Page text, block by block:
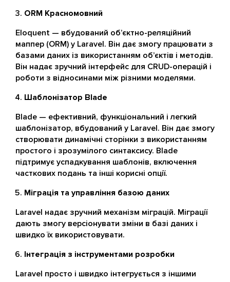
ORM Красномовний
Eloquent — вбудований об’єктно-реляційний
маппер (ORM) у Laravel. Він дає змогу працювати з
базами даних із використанням об’єктів і методів.
Він надає зручний інтерфейс для CRUD-операцій і
роботи з відносинами між різними моделями.
Шаблонізатор Blade
Blade — ефективний, функціональний і легкий
шаблонізатор, вбудований у Laravel. Він дає змогу
створювати динамічні сторінки з використанням
простого і зрозумілого синтаксису. Blade
підтримує успадкування шаблонів, включення
часткових подань та інші корисні опції.
Міграція та управління базою даних
Laravel надає зручний механізм міграцій. Міграції
дають змогу версіонувати зміни в базі даних і
швидко їх використовувати.
Інтеграція з інструментами розробки
Laravel просто і швидко інтегрується з іншими